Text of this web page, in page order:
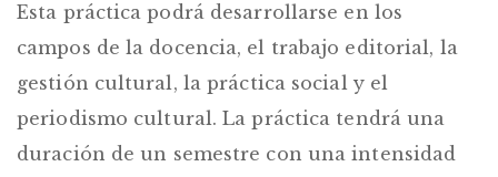
Esta práctica podrá desarrollarse en los
campos de la docencia, el trabajo editorial, la
gestión cultural, la práctica social y el
periodismo cultural. La práctica tendrá una
duración de un semestre con una intensidad